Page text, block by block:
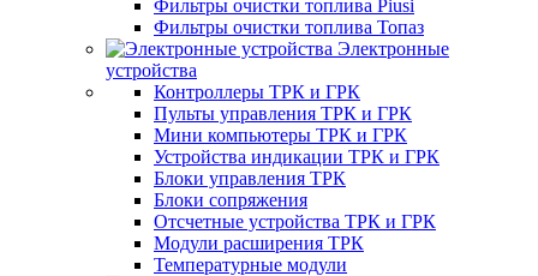
Фильтры очистки топлива Piusi
Фильтры очистки топлива Топаз
Электронные
устройства
Контроллеры ТРК и ГРК
Пульты управления ТРК и ГРК
Мини компьютеры ТРК и ГРК
Устройства индикации ТРК и ГРК
Блоки управления ТРК
Блоки сопряжения
Отсчетные устройства ТРК и ГРК
Модули расширения ТРК
Температурные модули